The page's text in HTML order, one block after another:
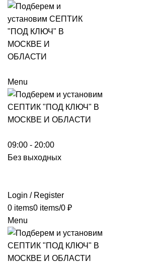
Menu
09:00 - 20:00
Без выходных
Login / Register
0 items0 items/0 ₽
Menu